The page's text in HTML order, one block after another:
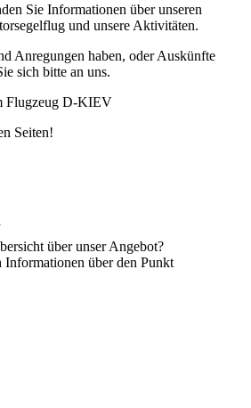
Sie Informationen über unseren
und unsere Aktivitäten.
Anregungen haben, oder Auskünfte
sich bitte an uns.
Flugzeug D-KIEV
Seiten!
über unser Angebot?
Informationen über den Punkt